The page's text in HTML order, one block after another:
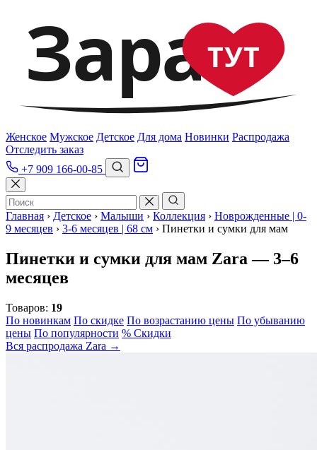
ЗараТУТ
Женское Мужское Детское Для дома Новинки Распродажа
Отследить заказ
+7 909 166-00-85
Главная › Детское › Малыши › Коллекция › Новрожденные | 0-
9 месяцев › 3-6 месяцев | 68 см › Пинетки и сумки для мам
Пинетки и сумки для мам Zara — 3–6
месяцев
Товаров: 19
По новинкам По скидке По возрастанию цены По убыванию
цены По популярности % Скидки
Вся распродажа Zara →